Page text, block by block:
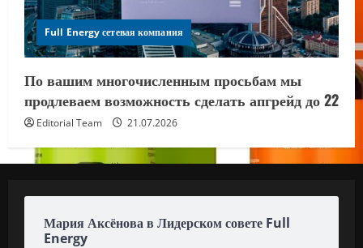
Full Energy сетевая компания
По вашим многочисленным просьбам мы
продлеваем возможность сделать апгрейд до 22
Editorial Team 21.07.2026
Мария Аксёнова в Лидерском совете Full
Energy